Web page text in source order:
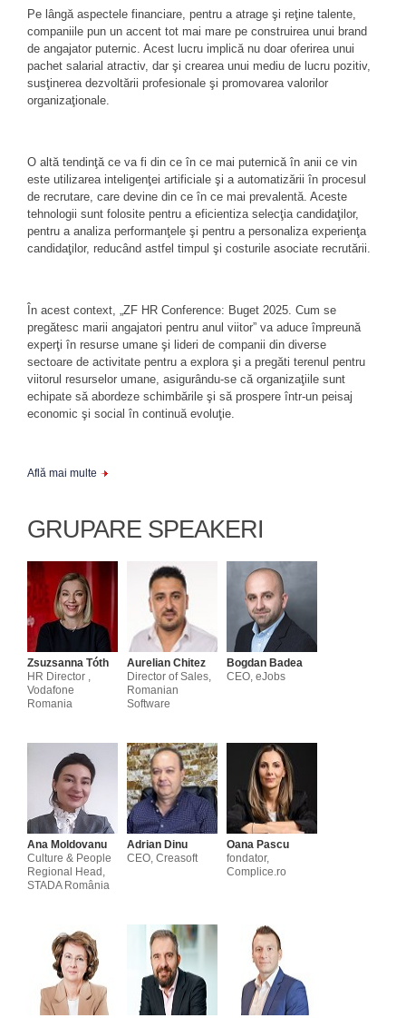
Pe lângă aspectele financiare, pentru a atrage şi reţine talente,
companiile pun un accent tot mai mare pe construirea unui brand
de angajator puternic. Acest lucru implică nu doar oferirea unui
pachet salarial atractiv, dar şi crearea unui mediu de lucru pozitiv,
susţinerea dezvoltării profesionale şi promovarea valorilor
organizaţionale.
O altă tendinţă ce va fi din ce în ce mai puternică în anii ce vin
este utilizarea inteligenţei artificiale şi a automatizării în procesul
de recrutare, care devine din ce în ce mai prevalentă. Aceste
tehnologii sunt folosite pentru a eficientiza selecţia candidaţilor,
pentru a analiza performanţele şi pentru a personaliza experienţa
candidaţilor, reducând astfel timpul şi costurile asociate recrutării.
În acest context, „ZF HR Conference: Buget 2025. Cum se
pregătesc marii angajatori pentru anul viitor” va aduce împreună
experţi în resurse umane şi lideri de companii din diverse
sectoare de activitate pentru a explora şi a pregăti terenul pentru
viitorul resurselor umane, asigurându-se că organizaţiile sunt
echipate să abordeze schimbările şi să prospere într-un peisaj
economic şi social în continuă evoluţie.
Află mai multe
GRUPARE SPEAKERI
Zsuzsanna Tóth
HR Director ,
Vodafone
Romania
Aurelian Chitez
Director of Sales,
Romanian
Software
Bogdan Badea
CEO, eJobs
Ana Moldovanu
Culture & People
Regional Head,
STADA România
Adrian Dinu
CEO, Creasoft
Oana Pascu
fondator,
Complice.ro